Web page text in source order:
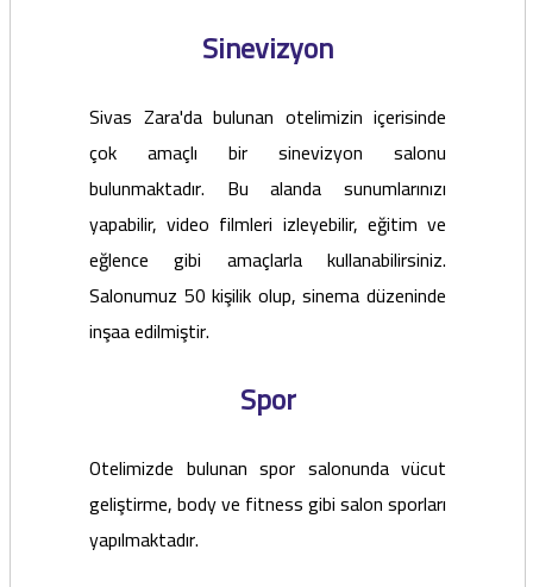
Sinevizyon
Sivas Zara'da bulunan otelimizin içerisinde
çok amaçlı bir sinevizyon salonu
bulunmaktadır. Bu alanda sunumlarınızı
yapabilir, video filmleri izleyebilir, eğitim ve
eğlence gibi amaçlarla kullanabilirsiniz.
Salonumuz 50 kişilik olup, sinema düzeninde
inşaa edilmiştir.
Spor
Otelimizde bulunan spor salonunda vücut
geliştirme, body ve fitness gibi salon sporları
yapılmaktadır.